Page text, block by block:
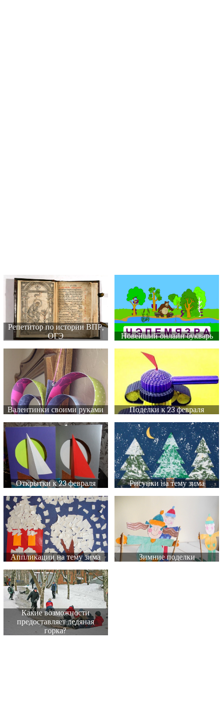
Репетитор по истории ВПР,
ОГЭ
Новейший онлайн букварь
Валентинки своими руками Поделки к 23 февраля
Открытки к 23 февраля Рисунки на тему зима
Аппликации на тему зима Зимние поделки
Какие возможности
предоставляет ледяная
горка?